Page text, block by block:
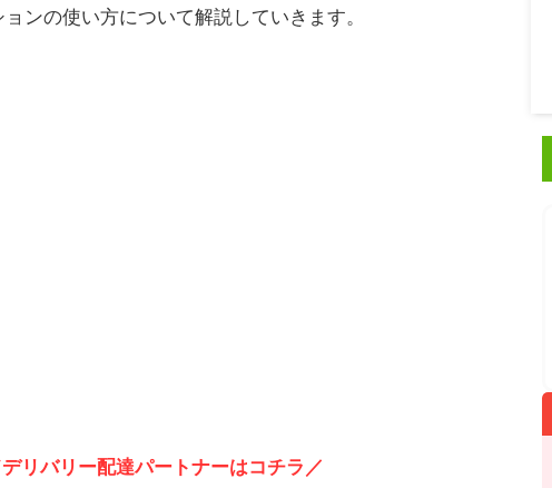
ンの使い方について解説していきます。
リバリー配達パートナーはコチラ／